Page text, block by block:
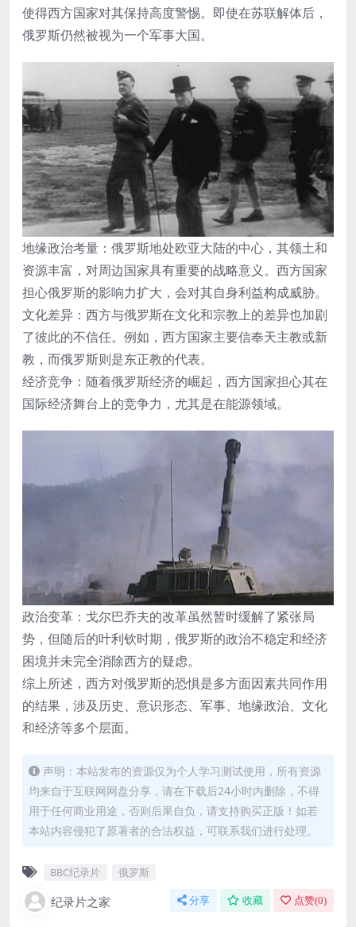
使得西方国家对其保持高度警惕。即使在苏联解体后，
俄罗斯仍然被视为一个军事大国。
地缘政治考量：俄罗斯地处欧亚大陆的中心，其领土和
资源丰富，对周边国家具有重要的战略意义。西方国家
担心俄罗斯的影响力扩大，会对其自身利益构成威胁。
文化差异：西方与俄罗斯在文化和宗教上的差异也加剧
了彼此的不信任。例如，西方国家主要信奉天主教或新
教，而俄罗斯则是东正教的代表。
经济竞争：随着俄罗斯经济的崛起，西方国家担心其在
国际经济舞台上的竞争力，尤其是在能源领域。
政治变革：戈尔巴乔夫的改革虽然暂时缓解了紧张局
势，但随后的叶利钦时期，俄罗斯的政治不稳定和经济
困境并未完全消除西方的疑虑。
综上所述，西方对俄罗斯的恐惧是多方面因素共同作用
的结果，涉及历史、意识形态、军事、地缘政治、文化
和经济等多个层面。
声明：本站发布的资源仅为个人学习测试使用，所有资源
均来自于互联网网盘分享，请在下载后24小时内删除，不得
用于任何商业用途，否则后果自负，请支持购买正版！如若
本站内容侵犯了原著者的合法权益，可联系我们进行处理。
BBC纪录片 俄罗斯
纪录片之家 分享 收藏 点赞(0)